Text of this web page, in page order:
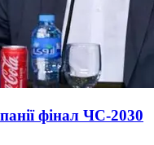
фінал ЧС-2030